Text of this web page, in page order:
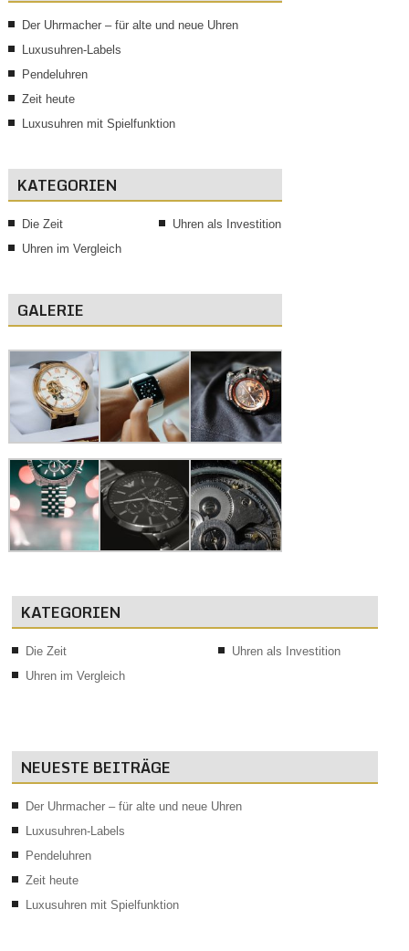
Der Uhrmacher – für alte und neue Uhren
Luxusuhren-Labels
Pendeluhren
Zeit heute
Luxusuhren mit Spielfunktion
KATEGORIEN
Die Zeit
Uhren als Investition
Uhren im Vergleich
GALERIE
KATEGORIEN
Die Zeit
Uhren als Investition
Uhren im Vergleich
NEUESTE BEITRÄGE
Der Uhrmacher – für alte und neue Uhren
Luxusuhren-Labels
Pendeluhren
Zeit heute
Luxusuhren mit Spielfunktion